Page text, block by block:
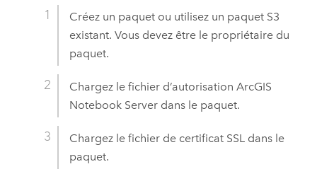
Créez un paquet ou utilisez un paquet S3
existant. Vous devez être le propriétaire du
paquet.
Chargez le fichier d’autorisationArcGIS
Notebook Server dans le paquet.
Chargez le fichier de certificat SSL dans le
paquet.